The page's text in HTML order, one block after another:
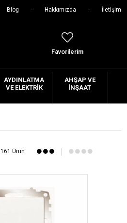
Blog Hakkımızda İletişim
Favorilerim
AYDINLATMA
VE ELEKTRIK
AHŞAP VE
İNŞAAT
161 Ürün